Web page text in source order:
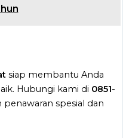
siap membantu Anda
Hubungi kami di 0851-
spesial dan